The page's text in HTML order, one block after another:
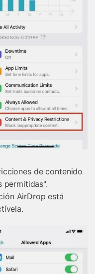
de contenido
permitidas".
AirDrop está